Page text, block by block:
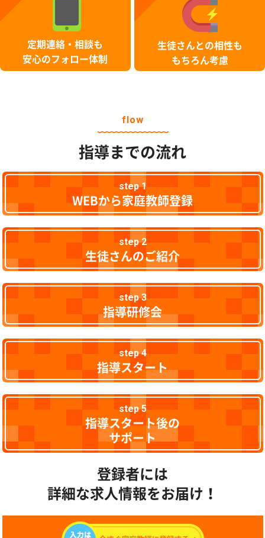
定期連絡・相談も
安心のフォロー体制
生徒さんとの相性も
もちろん考慮
flow
指導までの流れ
step 1
WEBから家庭教師登録
step 2
生徒さんのご紹介
step 3
指導研修会
step 4
指導スタート
step 5
指導スタート後の
サポート
登録者には
詳細な求人情報をお届け！